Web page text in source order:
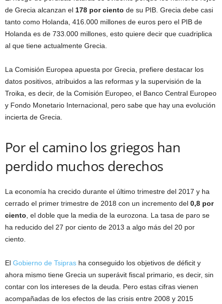
de Grecia alcanzan el 178 por ciento de su PIB. Grecia debe casi
tanto como Holanda, 416.000 millones de euros pero el PIB de
Holanda es de 733.000 millones, esto quiere decir que cuadriplica
al que tiene actualmente Grecia.
La Comisión Europea apuesta por Grecia, prefiere destacar los
datos positivos, atribuidos a las reformas y la supervisión de la
Troika, es decir, de la Comisión Europeo, el Banco Central Europeo
y Fondo Monetario Internacional, pero sabe que hay una evolución
incierta de Grecia.
Por el camino los griegos han
perdido muchos derechos
La economía ha crecido durante el último trimestre del 2017 y ha
cerrado el primer trimestre de 2018 con un incremento del 0,8 por
ciento, el doble que la media de la eurozona. La tasa de paro se
ha reducido del 27 por ciento de 2013 a algo más del 20 por
ciento.
El Gobierno de Tsipras ha conseguido los objetivos de déficit y
ahora mismo tiene Grecia un superávit fiscal primario, es decir, sin
contar con los intereses de la deuda. Pero estas cifras vienen
acompañadas de los efectos de las crisis entre 2008 y 2015